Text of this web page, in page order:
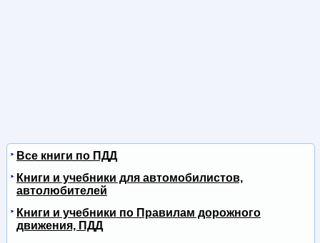
Все книги по ПДД
Книги и учебники для автомобилистов,
автолюбителей
Книги и учебники по Правилам дорожного
движения, ПДД